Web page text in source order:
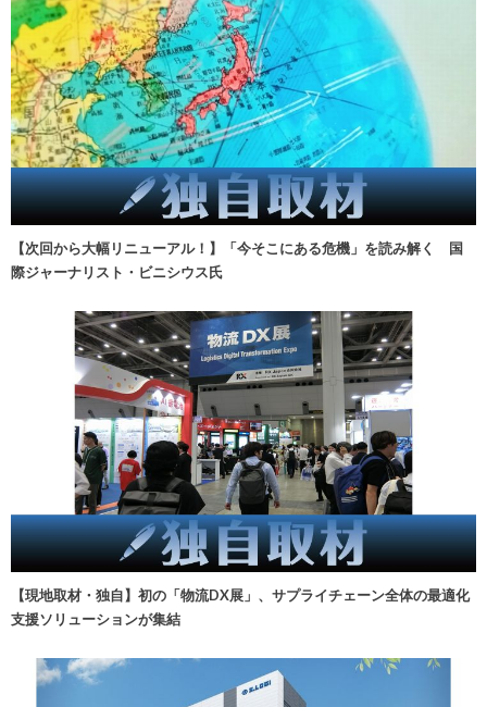
【次回から大幅リニューアル！】「今そこにある危機」を読み解く 国
際ジャーナリスト・ビニシウス氏
【現地取材・独自】初の「物流DX展」、サプライチェーン全体の最適化
支援ソリューションが集結